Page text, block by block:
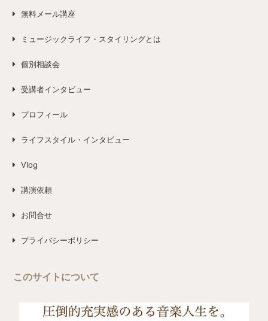
無料メール講座
ミュージックライフ・スタイリングとは
個別相談会
受講者インタビュー
プロフィール
ライフスタイル・インタビュー
Vlog
講演依頼
お問合せ
プライバシーポリシー
このサイトについて